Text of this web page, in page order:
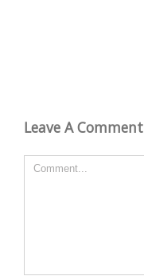
Leave A Comment
Comment